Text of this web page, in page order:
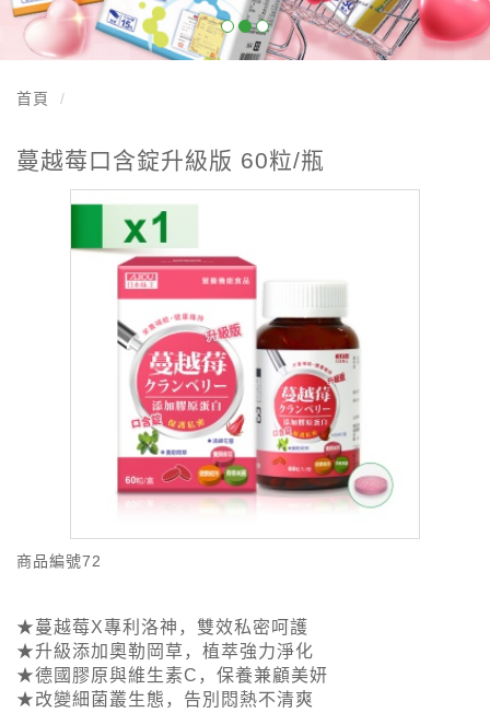
首頁
蔓越莓口含錠升級版 60粒/瓶
商品編號72
★蔓越莓X專利洛神，雙效私密呵護
★升級添加奧勒岡草，植萃強力淨化
★德國膠原與維生素C，保養兼顧美妍
★改變細菌叢生態，告別悶熱不清爽